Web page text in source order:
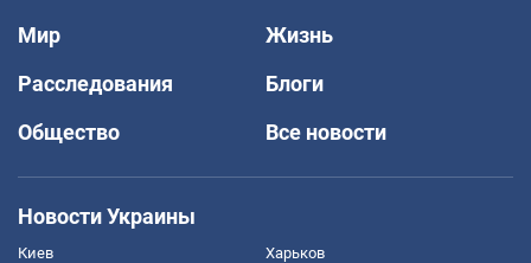
Мир
Жизнь
Расследования
Блоги
Общество
Все новости
Новости Украины
Киев Харьков